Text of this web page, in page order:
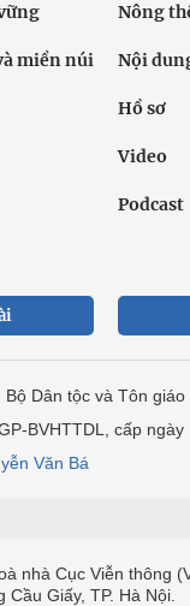
Nông
miền núi Nội
Hồ sơ
Video
Podcast
Dân tộc và Tôn giáo
BVHTTDL, cấp
Văn Bá
nhà Cục Viễn thông
Giấy, TP. Hà Nội.